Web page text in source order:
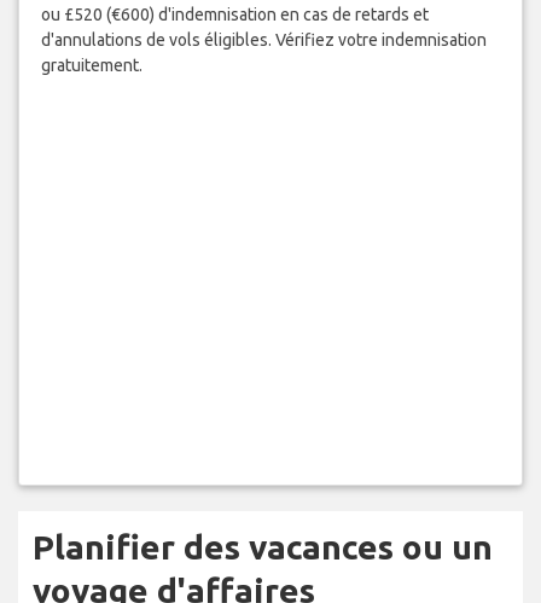
ou £520 (€600) d'indemnisation en cas de retards et
d'annulations de vols éligibles. Vérifiez votre indemnisation
gratuitement.
Planifier des vacances ou un
voyage d'affaires